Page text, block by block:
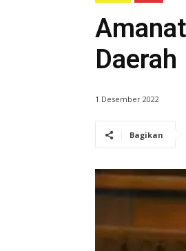
Daerah
1 Desember 2022
Bagikan